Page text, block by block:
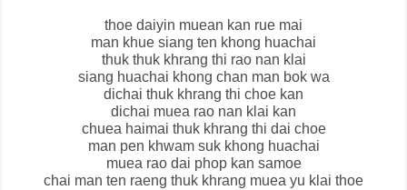
thoe daiyin muean kan rue mai
man khue siang ten khong huachai
thuk thuk khrang thi rao nan klai
siang huachai khong chan man bok wa
dichai thuk khrang thi choe kan
dichai muea rao nan klai kan
chuea haimai thuk khrang thi dai choe
man pen khwam suk khong huachai
muea rao dai phop kan samoe
chai man ten raeng thuk khrang muea yu klai thoe